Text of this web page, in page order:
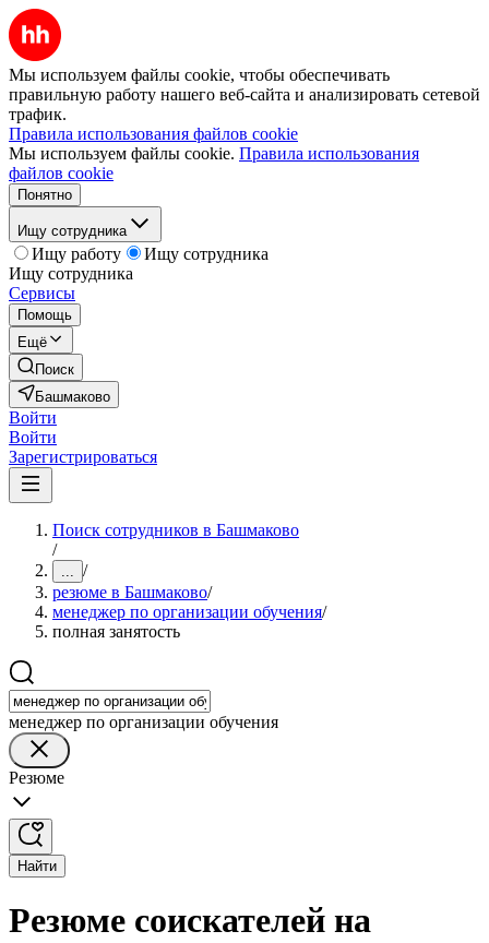
Мы используем файлы cookie, чтобы обеспечивать
правильную работу нашего веб-сайта и анализировать сетевой
трафик.
Правила использования файлов cookie
Мы используем файлы cookie. Правила использования
файлов cookie
Понятно
Ищу сотрудника
Ищу работу
Ищу сотрудника
Ищу сотрудника
Сервисы
Помощь
Ещё
Поиск
Башмаково
Войти
Войти
Зарегистрироваться
Поиск сотрудников в Башмаково
/
... /
резюме в Башмаково/
менеджер по организации обучения/
полная занятость
менеджер по организации обучения
Резюме
Найти
Резюме соискателей на